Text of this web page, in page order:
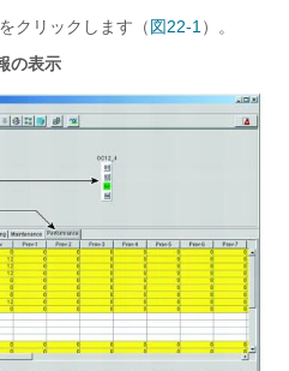
クリックします（図22-1 ）。
の表示